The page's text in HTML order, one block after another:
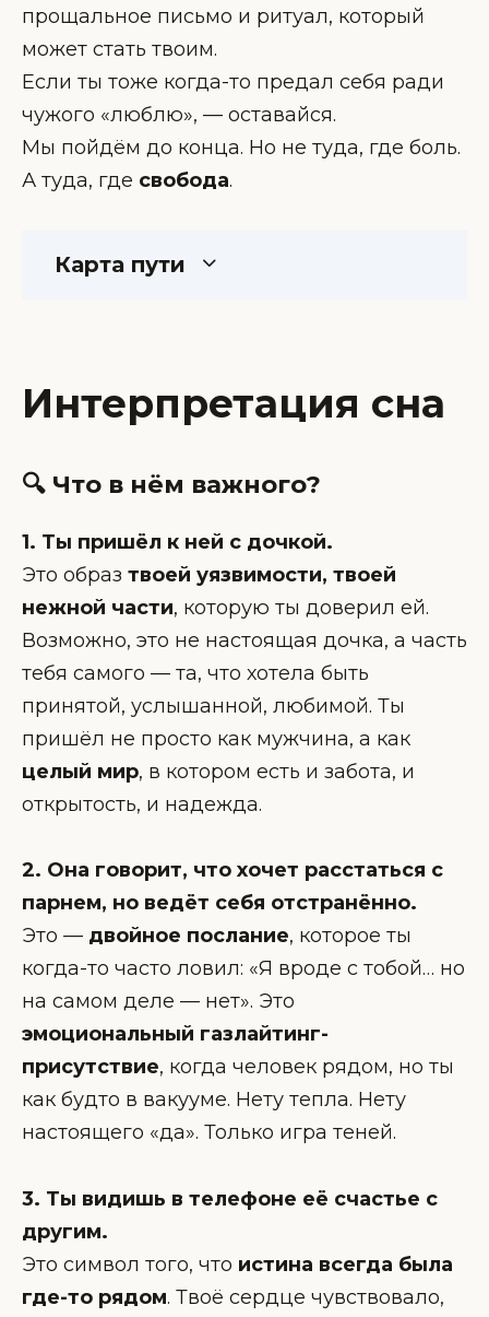
прощальное письмо и ритуал, который
может стать твоим.
Если ты тоже когда-то предал себя ради
чужого «люблю», — оставайся.
Мы пойдём до конца. Но не туда, где боль.
А туда, где свобода.
Карта пути
Интерпретация сна
🔍 Что в нём важного?
1. Ты пришёл к ней с дочкой.
Это образ твоей уязвимости, твоей
нежной части, которую ты доверил ей.
Возможно, это не настоящая дочка, а часть
тебя самого — та, что хотела быть
принятой, услышанной, любимой. Ты
пришёл не просто как мужчина, а как
целый мир, в котором есть и забота, и
открытость, и надежда.
2. Она говорит, что хочет расстаться с
парнем, но ведёт себя отстранённо.
Это — двойное послание, которое ты
когда-то часто ловил: «Я вроде с тобой… но
на самом деле — нет». Это
эмоциональный газлайтинг-
присутствие, когда человек рядом, но ты
как будто в вакууме. Нету тепла. Нету
настоящего «да». Только игра теней.
3. Ты видишь в телефоне её счастье с
другим.
Это символ того, что истина всегда была
где-то рядом. Твоё сердце чувствовало,